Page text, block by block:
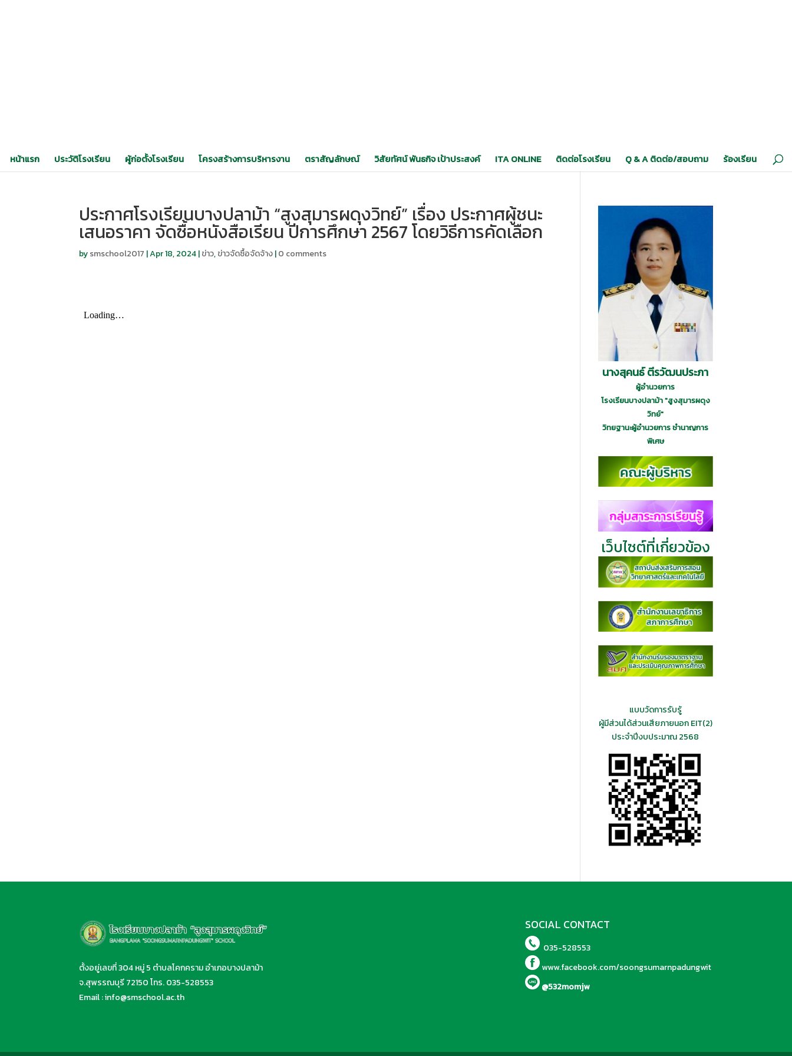
หน้าแรก ประวัติโรงเรียน ผู้ก่อตั้งโรงเรียน โครงสร้างการบริหารงาน ตราสัญลักษณ์ วิสัยทัศน์ พันธกิจ เป้าประสงค์ ITA ONLINE ติดต่อโรงเรียน Q & A ติดต่อ/สอบถาม ร้องเรียน
ประกาศโรงเรียนบางปลาม้า “สูงสุมารผดุงวิทย์” เรื่อง ประกาศผู้ชนะ
เสนอราคา จัดซื้อหนังสือเรียน ปีการศึกษา 2567 โดยวิธีการคัดเลือก
bysmschool2017 |Apr 18, 2024|ข่าว,ข่าวจัดซื้อจัดจ้าง|0 comments
นางสุคนธ์ ตีรวัฒนประภา
ผู้อำนวยการ
โรงเรียนบางปลาม้า "สูงสุมารผดุง
วิทย์"
วิทยฐานะผู้อำนวยการ ชำนาญการ
พิเศษ
เว็บไซต์ที่เกี่ยวข้อง
แบบวัดการรับรู้
ผู้มีส่วนได้ส่วนเสียภายนอก EIT(2)
ประจำปีงบประมาณ 2568
ตั้งอยู่เลขที่ 304 หมู่ 5 ตำบลโคกคราม อำเภอบางปลาม้า
จ.สุพรรณบุรี 72150 โทร.035-528553
Email :info@smschool.ac.th
SOCIAL CONTACT
035-528553
www.facebook.com/soongsumarnpadungwit
@532momjw